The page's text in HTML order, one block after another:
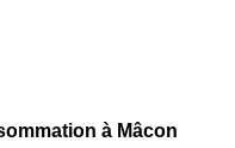
à Mâcon